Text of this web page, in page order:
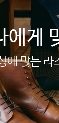
에게
에 맞는 라